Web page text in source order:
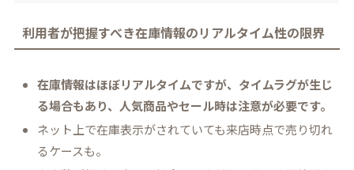
利用者が把握すべき在庫情報のリアルタイム性の限界
在庫情報はほぼリアルタイムですが、タイムラグが生じ
る場合もあり、人気商品やセール時は注意が必要です。
ネット上で在庫表示がされていても来店時点で売り切れ
るケースも。